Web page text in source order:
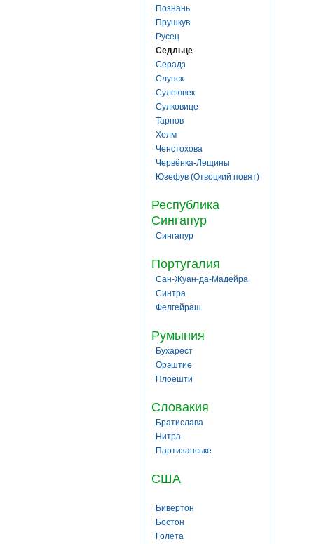
Познань
Прушкув
Русец
Седльце
Серадз
Слупск
Сулеювек
Сулковице
Тарнов
Хелм
Ченстохова
Червёнка-Лещины
Юзефув (Отвоцкий повят)
Республика
Сингапур
Сингапур
Португалия
Сан-Жуан-да-Мадейра
Синтра
Фелгейраш
Румыния
Бухарест
Орэштие
Плоешти
Словакия
Братислава
Нитра
Партизанське
США
Бивертон
Бостон
Голета